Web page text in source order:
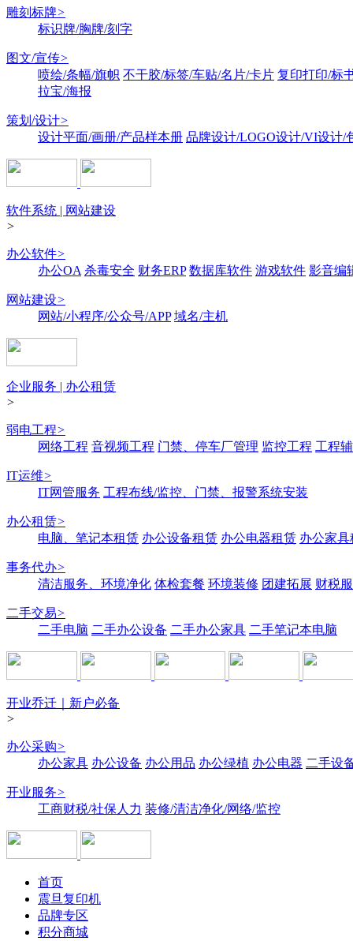
雕刻标牌>
标识牌/胸牌/刻字
图文/宣传>
喷绘/条幅/旗帜 不干胶/标签/车贴/名片/卡片 复印打印/标
拉宝/海报
策划/设计>
设计平面/画册/产品样本册 品牌设计/LOGO设计/VI设计/
软件系统 | 网站建设
>
办公软件>
办公OA 杀毒安全 财务ERP 数据库软件 游戏软件 影音编
网站建设>
网站/小程序/公众号/APP 域名/主机
企业服务 | 办公租赁
>
弱电工程>
网络工程 音视频工程 门禁、停车厂管理 监控工程 工程
IT运维>
IT网管服务 工程布线/监控、门禁、报警系统安装
办公租赁>
电脑、笔记本租赁 办公设备租赁 办公电器租赁 办公家具
事务代办>
清洁服务、环境净化 体检套餐 环境装修 团建拓展 财税
二手交易>
二手电脑 二手办公设备 二手办公家具 二手笔记本电脑
开业乔迁｜新户必备
>
办公采购>
办公家具 办公设备 办公用品 办公绿植 办公电器 二手设
开业服务>
工商财税/社保人力 装修/清洁净化/网络/监控
首页
震旦复印机
品牌专区
积分商城